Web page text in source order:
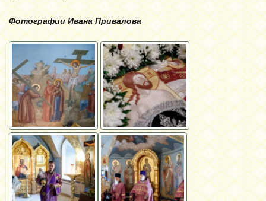
Фотографии Ивана Привалова